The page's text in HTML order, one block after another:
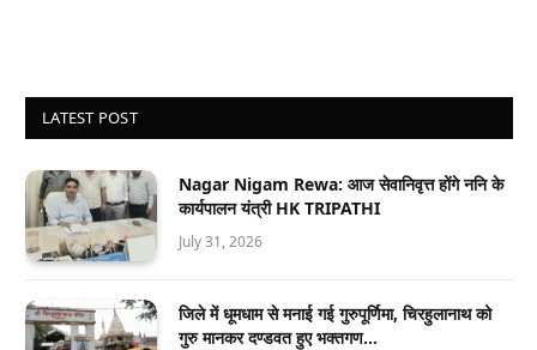
LATEST POST
Nagar Nigam Rewa: आज सेवानिवृत्त होंगे ननि के
कार्यपालन यंत्री HK TRIPATHI
July 31, 2026
जिले में धूमधाम से मनाई गई गुरुपूर्णिमा, चिरहुलानाथ को
गुरु मानकर दण्डवत हुए भक्तगण…